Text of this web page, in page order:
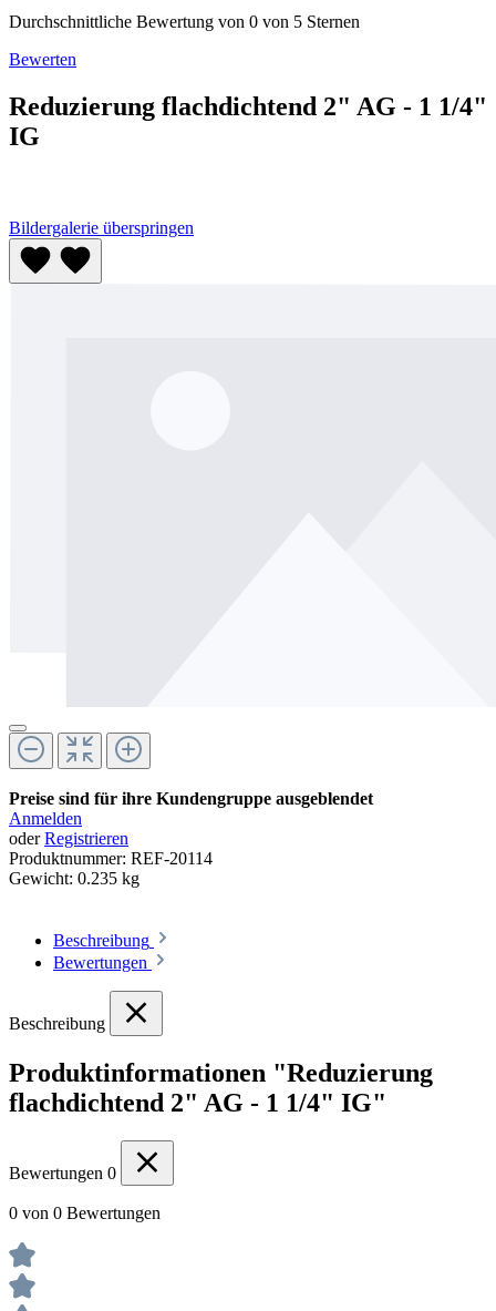
Durchschnittliche Bewertung von 0 von 5 Sternen
Bewerten
Reduzierung flachdichtend 2" AG - 1 1/4"
IG
Bildergalerie überspringen
Preise sind für ihre Kundengruppe ausgeblendet
Anmelden
oderRegistrieren
Produktnummer: REF-20114
Gewicht: 0.235 kg
Beschreibung
Bewertungen
Beschreibung
Produktinformationen "Reduzierung
flachdichtend 2" AG - 1 1/4" IG"
Bewertungen 0
0 von 0 Bewertungen